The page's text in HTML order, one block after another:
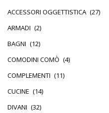
ACCESSORI OGGETTISTICA (27)
ARMADI (2)
BAGNI (12)
COMODINI COMÒ (4)
COMPLEMENTI (11)
CUCINE (14)
DIVANI (32)